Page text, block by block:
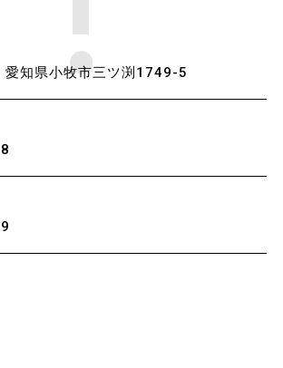
知県小牧市三ツ渕1749-5